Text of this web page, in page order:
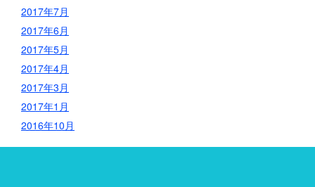
2017年7月
2017年6月
2017年5月
2017年4月
2017年3月
2017年1月
2016年10月